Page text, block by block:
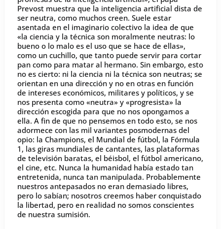
Prevost muestra que la inteligencia artificial dista de
ser neutra, como muchos creen. Suele estar
asentada en el imaginario colectivo la idea de que
«la ciencia y la técnica son moralmente neutras: lo
bueno o lo malo es el uso que se hace de ellas»,
como un cuchillo, que tanto puede servir para cortar
pan como para matar al hermano. Sin embargo, esto
no es cierto: ni la ciencia ni la técnica son neutras; se
orientan en una dirección y no en otras en función
de intereses económicos, militares y políticos, y se
nos presenta como «neutra» y «progresista» la
dirección escogida para que no nos opongamos a
ella. A fin de que no pensemos en todo esto, se nos
adormece con las mil variantes posmodernas del
opio: la Champions, el Mundial de fútbol, la Fórmula
1, las giras mundiales de cantantes, las plataformas
de televisión baratas, el béisbol, el fútbol americano,
el cine, etc. Nunca la humanidad había estado tan
entretenida, nunca tan manipulada. Probablemente
nuestros antepasados no eran demasiado libres,
pero lo sabían; nosotros creemos haber conquistado
la libertad, pero en realidad no somos conscientes
de nuestra sumisión.